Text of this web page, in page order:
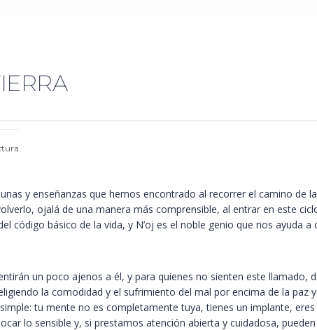
y enseñanzas que hemos encontrado al recorrer el camino de
ojalá de una manera más comprensible, al entrar en este
código básico de la vida, y N’oj es el noble genio que nos ayuda
un poco ajenos a él, y para quienes no sienten este llamado,
la comodidad y el sufrimiento del mal por encima de la paz
tu mente no es completamente tuya, tienes un implante,
lo sensible y, si prestamos atención abierta y cuidadosa,